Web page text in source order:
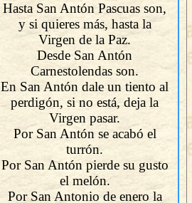
Hasta San Antón Pascuas son,
y si quieres más, hasta la
Virgen de la Paz.
Desde San Antón
Carnestolendas son.
En San Antón dale un tiento al
perdigón, si no está, deja la
Virgen pasar.
Por San Antón se acabó el
turrón.
Por San Antón pierde su gusto
el melón.
Por San Antonio de enero la